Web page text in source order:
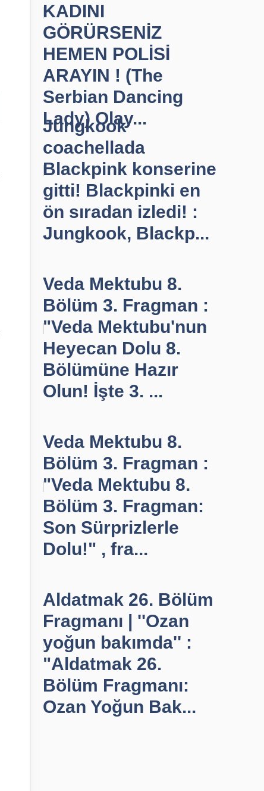
KADINI
GÖRÜRSENİZ
HEMEN POLİSİ
ARAYIN ! (The
Serbian Dancing
Lady) Olay...
Jungkook
coachellada
Blackpink konserine
gitti! Blackpinki en
ön sıradan izledi! :
Jungkook, Blackp...
Veda Mektubu 8.
Bölüm 3. Fragman :
"Veda Mektubu'nun
Heyecan Dolu 8.
Bölümüne Hazır
Olun! İşte 3. ...
Veda Mektubu 8.
Bölüm 3. Fragman :
"Veda Mektubu 8.
Bölüm 3. Fragman:
Son Sürprizlerle
Dolu!" , fra...
Aldatmak 26. Bölüm
Fragmanı | ''Ozan
yoğun bakımda'' :
"Aldatmak 26.
Bölüm Fragmanı:
Ozan Yoğun Bak...